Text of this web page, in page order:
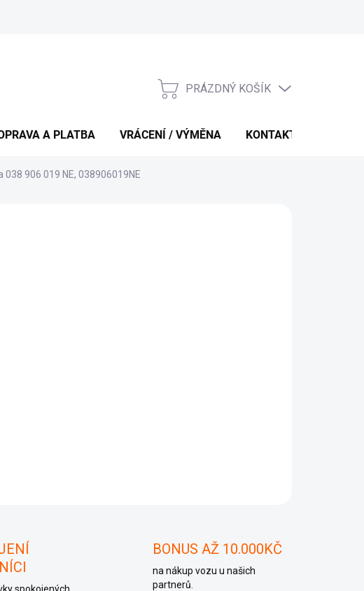
NÁKUPNÍ
PRÁZDNÝ KOŠÍK
A PLATBA VRÁCENÍ / VÝMĚNA KONTAKTY
038 906 019 NE, 038906019NE
BONUS AŽ 10.000KČ
na nákup vozu u našich
partnerů.